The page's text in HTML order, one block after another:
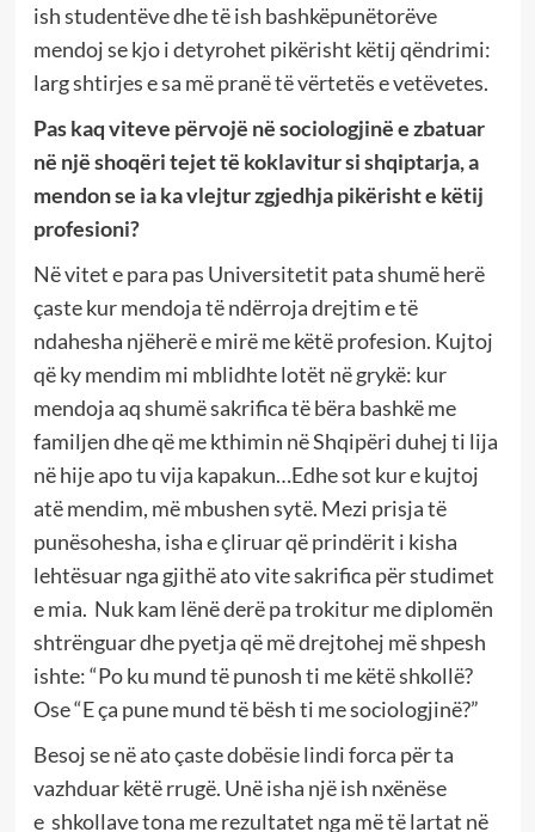
ish studentëve dhe të ish bashkëpunëtorëve
mendoj se kjo i detyrohet pikërisht këtij qëndrimi:
larg shtirjes e sa më pranë të vërtetës e vetëvetes.
Pas kaq viteve përvojë në sociologjinë e zbatuar
në një shoqëri tejet të koklavitur si shqiptarja, a
mendon se ia ka vlejtur zgjedhja pikërisht e këtij
profesioni?
Në vitet e para pas Universitetit pata shumë herë
çaste kur mendoja të ndërroja drejtim e të
ndahesha njëherë e mirë me këtë profesion. Kujtoj
që ky mendim mi mblidhte lotët në grykë: kur
mendoja aq shumë sakrifica të bëra bashkë me
familjen dhe që me kthimin në Shqipëri duhej ti lija
në hije apo tu vija kapakun…Edhe sot kur e kujtoj
atë mendim, më mbushen sytë. Mezi prisja të
punësohesha, isha e çliruar që prindërit i kisha
lehtësuar nga gjithë ato vite sakrifica për studimet
e mia. Nuk kam lënë derë pa trokitur me diplomën
shtrënguar dhe pyetja që më drejtohej më shpesh
ishte: “Po ku mund të punosh ti me këtë shkollë?
Ose “E ça pune mund të bësh ti me sociologjinë?”
Besoj se në ato çaste dobësie lindi forca për ta
vazhduar këtë rrugë. Unë isha një ish nxënëse
e shkollave tona me rezultatet nga më të lartat në